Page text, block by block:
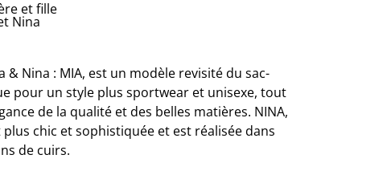
et fille
Nina
& Nina : MIA, est un modèle revisité du sac-
pour un style plus sportwear et unisexe, tout
de la qualité et des belles matières. NINA,
plus chic et sophistiquée et est réalisée dans
de cuirs.